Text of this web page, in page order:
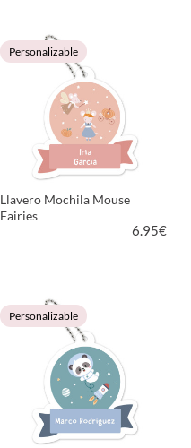
VER PRODUCTO
Personalizable
Llavero Mochila Mouse
Fairies
6.95€
VER PRODUCTO
Personalizable